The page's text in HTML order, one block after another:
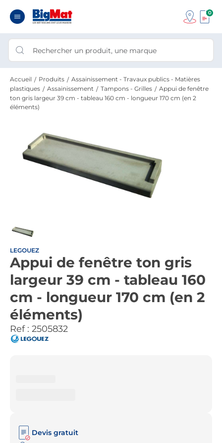
0
Accueil Produits
Assainissement - Travaux publics - Matières
plastiques
Assainissement Tampons - Grilles
Appui de fenêtre
ton gris largeur 39 cm - tableau 160 cm - longueur 170 cm (en 2
éléments)
LEGOUEZ
Appui de fenêtre ton gris
largeur 39 cm - tableau 160
cm - longueur 170 cm (en 2
éléments)
Ref : 2505832
Devis gratuit